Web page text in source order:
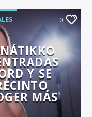
0
Y SE
MÁS